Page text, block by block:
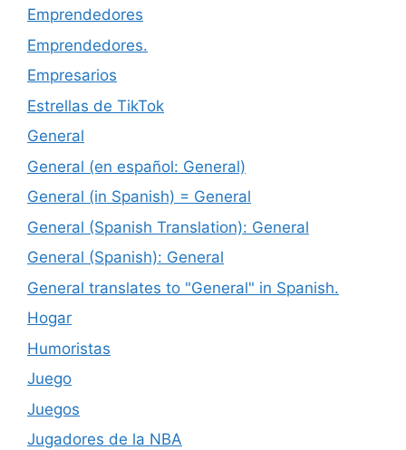
Emprendedores
Emprendedores.
Empresarios
Estrellas de TikTok
General
General (en español: General)
General (in Spanish) = General
General (Spanish Translation): General
General (Spanish): General
General translates to "General" in Spanish.
Hogar
Humoristas
Juego
Juegos
Jugadores de la NBA